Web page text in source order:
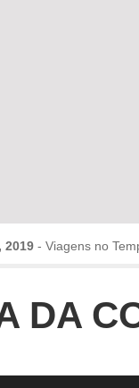
2019 - Viagens no
2019-Jorge
DA